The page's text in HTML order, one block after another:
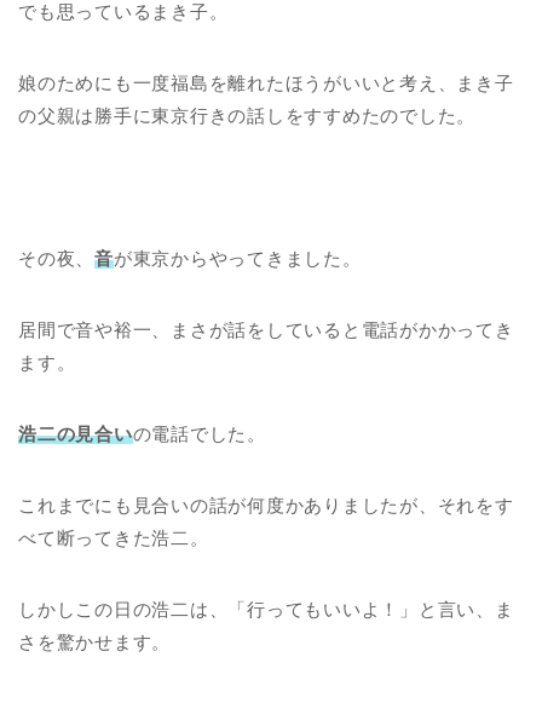
でも思っているまき子。
娘のためにも一度福島を離れたほうがいいと考え、まき子
の父親は勝手に東京行きの話しをすすめたのでした。
その夜、音が東京からやってきました。
居間で音や裕一、まさが話をしていると電話がかかってき
ます。
浩二の見合いの電話でした。
これまでにも見合いの話が何度かありましたが、それをす
べて断ってきた浩二。
しかしこの日の浩二は、「行ってもいいよ！」と言い、ま
さを驚かせます。